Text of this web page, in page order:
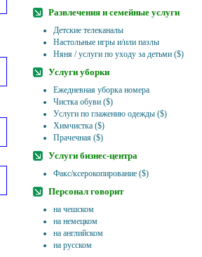
Развлечения и семейные услуги
Детские телеканалы
Настольные игры и/или пазлы
Няня / услуги по уходу за детьми ($)
Услуги уборки
Ежедневная уборка номера
Чистка обуви ($)
Услуги по глажению одежды ($)
Химчистка ($)
Прачечная ($)
Услуги бизнес-центра
Факс/ксерокопирование ($)
Персонал говорит
на чешском
на немецком
на английском
на русском